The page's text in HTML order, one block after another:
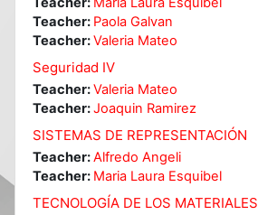
Teacher: Paola Galvan
Teacher:Valeria Mateo
Seguridad IV
Teacher:Valeria Mateo
Teacher:Joaquin Ramirez
SISTEMAS DE REPRESENTACIÓN
Teacher:Alfredo Angeli
Teacher: Maria Laura Esquibel
TECNOLOGÍA DE LOS MATERIALES